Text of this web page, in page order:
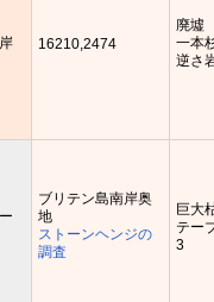
16210,2474
廃墟
一本
逆さ
ブリテン島南岸奥
地
ストーンヘンジの
調査
巨大
テー
3